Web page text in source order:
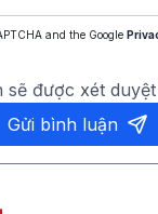
and the Google
sẽ được xét
Gửi bình luận